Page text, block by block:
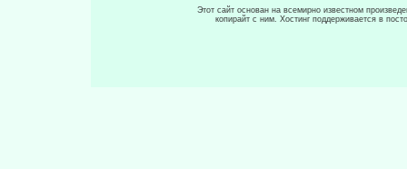
Этот сайт основан на всемирно известном
копирайт с ним. Хостинг поддерживается в